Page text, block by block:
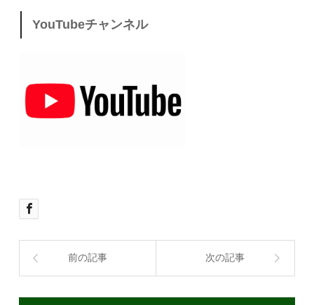
YouTubeチャンネル
前の記事 次の記事